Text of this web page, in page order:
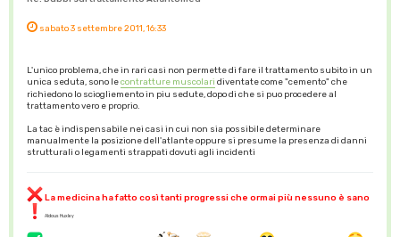
sabato 3 settembre 2011, 16:33
L'unico problema, che in rari casi non permette di fare il trattamento subito in un
unica seduta, sono lecontratture muscolari diventate come "cemento" che
richiedono lo sciogliemento in piu sedute, dopo di che si puo procedere al
trattamento vero e proprio.
La tac è indispensabile nei casi in cui non sia possibile determinare
manualmente la posizione dell'atlante oppure si presume la presenza di danni
strutturali o legamenti strappati dovuti agli incidenti
La medicina ha fatto così tanti progressi che ormai più nessuno è sano
Aldous Huxley